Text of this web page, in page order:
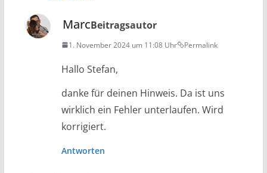
MarcBeitragsautor
1. November 2024 um 11:08 Uhr Permalink
Hallo Stefan,
danke für deinen Hinweis. Da ist uns
wirklich ein Fehler unterlaufen. Wird
korrigiert.
Antworten